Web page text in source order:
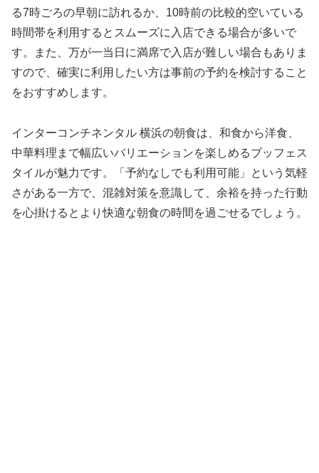
る7時ごろの早朝に訪れるか、10時前の比較的空いている
時間帯を利用するとスムーズに入店できる場合が多いで
す。また、万が一当日に満席で入店が難しい場合もありま
すので、確実に利用したい方は事前の予約を検討すること
をおすすめします。
インターコンチネンタル 横浜の朝食は、和食から洋食、
中華料理まで幅広いバリエーションを楽しめるブッフェス
タイルが魅力です。「予約なしでも利用可能」という気軽
さがある一方で、混雑対策を意識して、余裕を持った行動
を心掛けるとより快適な朝食の時間を過ごせるでしょう。